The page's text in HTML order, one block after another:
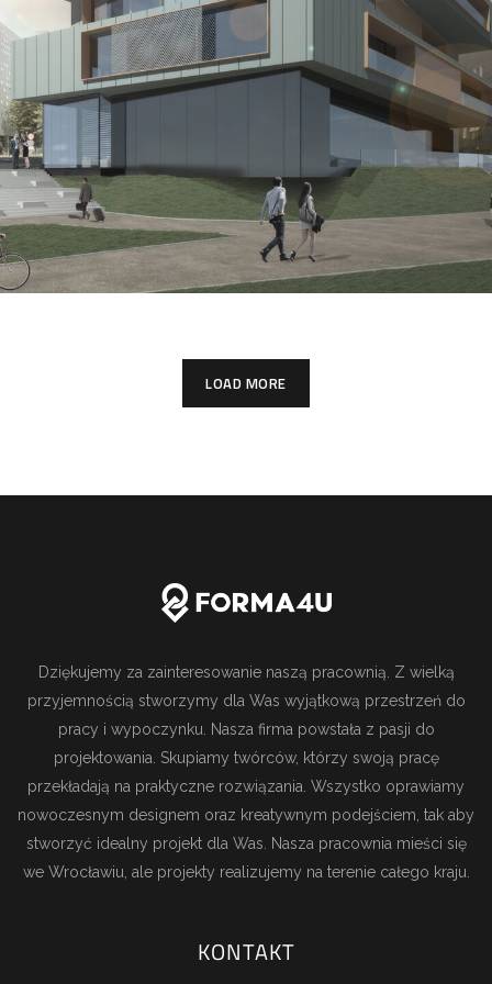
Inkubator Przedsiębiorczości
LOAD MORE
Dziękujemy za zainteresowanie naszą pracownią. Z wielką
przyjemnością stworzymy dla Was wyjątkową przestrzeń do
pracy i wypoczynku. Nasza firma powstała z pasji do
projektowania. Skupiamy twórców, którzy swoją pracę
przekładają na praktyczne rozwiązania. Wszystko oprawiamy
nowoczesnym designem oraz kreatywnym podejściem, tak aby
stworzyć idealny projekt dla Was. Nasza pracownia mieści się
we Wrocławiu, ale projekty realizujemy na terenie całego kraju.
KONTAKT